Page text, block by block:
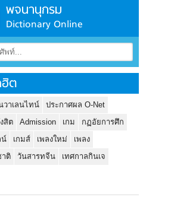
พจนานุกรม
Dictionary Online
ต
วาเลนไทน์
ประกาศผล O-Net
สิต
Admission เกม
กฏอัยการศึก
น์
เกมส์ เพลงใหม่
เพลง
ติ
วันสารทจีน
เทศกาลกินเจ